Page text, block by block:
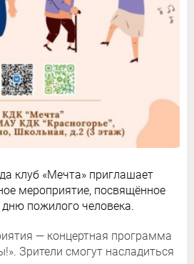
клуб «Мечта» приглашает
мероприятие, посвящённое
пожилого человека.
— концертная программа
Зрители смогут насладиться